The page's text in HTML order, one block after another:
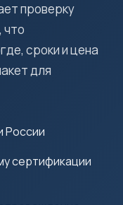
проверку
что
сроки и цена
для
России
сертификации